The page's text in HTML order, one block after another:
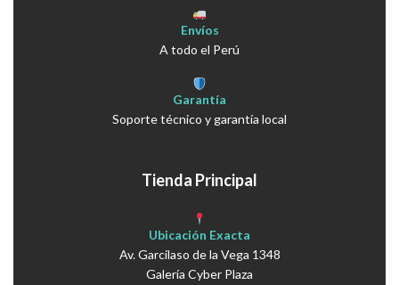
Envíos
A todo el Perú
Garantía
Soporte técnico y garantía local
Tienda Principal
Ubicación Exacta
Av. Garcilaso de la Vega 1348
Galería Cyber Plaza